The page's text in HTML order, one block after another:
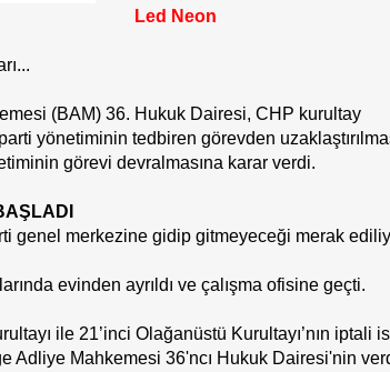
Led Neon
(BAM) 36. Hukuk Dairesi, CHP kurultay
yönetiminin tedbiren görevden
görevi devralmasına karar verdi.
genel merkezine gidip gitmeyeceği merak
evinden ayrıldı ve çalışma ofisine geçti.
ile 21’inci Olağanüstü Kurultayı’nın iptali
Adliye Mahkemesi 36'ncı Hukuk Dairesi'nin